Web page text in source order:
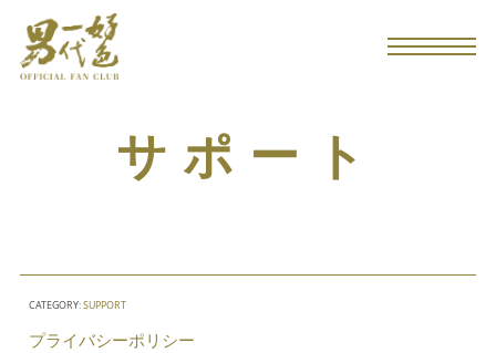
サポート
CATEGORY:SUPPORT
プライバシーポリシー